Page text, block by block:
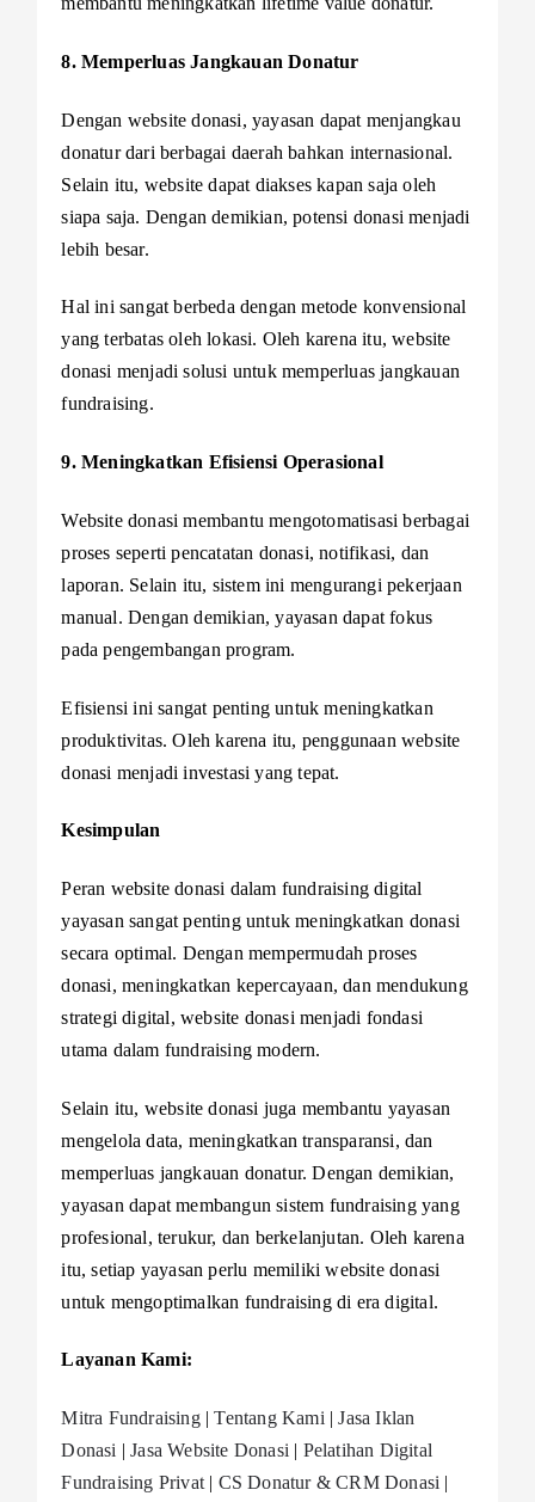
8. Memperluas Jangkauan Donatur
Dengan website donasi, yayasan dapat menjangkau
donatur dari berbagai daerah bahkan internasional.
Selain itu, website dapat diakses kapan saja oleh
siapa saja. Dengan demikian, potensi donasi menjadi
lebih besar.
Hal ini sangat berbeda dengan metode konvensional
yang terbatas oleh lokasi. Oleh karena itu, website
donasi menjadi solusi untuk memperluas jangkauan
fundraising.
9. Meningkatkan Efisiensi Operasional
Website donasi membantu mengotomatisasi berbagai
proses seperti pencatatan donasi, notifikasi, dan
laporan. Selain itu, sistem ini mengurangi pekerjaan
manual. Dengan demikian, yayasan dapat fokus
pada pengembangan program.
Efisiensi ini sangat penting untuk meningkatkan
produktivitas. Oleh karena itu, penggunaan website
donasi menjadi investasi yang tepat.
Kesimpulan
Peran website donasi dalam fundraising digital
yayasan sangat penting untuk meningkatkan donasi
secara optimal. Dengan mempermudah proses
donasi, meningkatkan kepercayaan, dan mendukung
strategi digital, website donasi menjadi fondasi
utama dalam fundraising modern.
Selain itu, website donasi juga membantu yayasan
mengelola data, meningkatkan transparansi, dan
memperluas jangkauan donatur. Dengan demikian,
yayasan dapat membangun sistem fundraising yang
profesional, terukur, dan berkelanjutan. Oleh karena
itu, setiap yayasan perlu memiliki website donasi
untuk mengoptimalkan fundraising di era digital.
Layanan Kami:
Mitra Fundraising|Tentang Kami |Jasa Iklan
Donasi |Jasa Website Donasi | Pelatihan Digital
Fundraising Privat| CS Donatur & CRM Donasi |